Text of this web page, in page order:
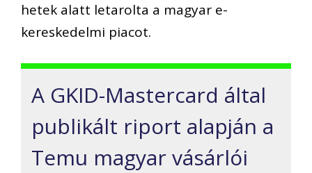
hetek alatt letarolta a magyar e-
kereskedelmi piacot.
A GKID-Mastercard által
publikált riport alapján a
Temu magyar vásárlói